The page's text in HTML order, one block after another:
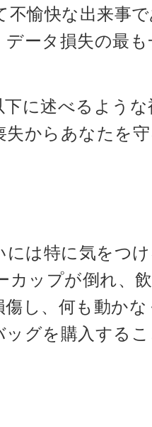
愉快な出来事
ータ損失の最
下に述べるよう
からあなたを
は特に気をつ
ップが倒れ、
し、何も動かな
グを購入する